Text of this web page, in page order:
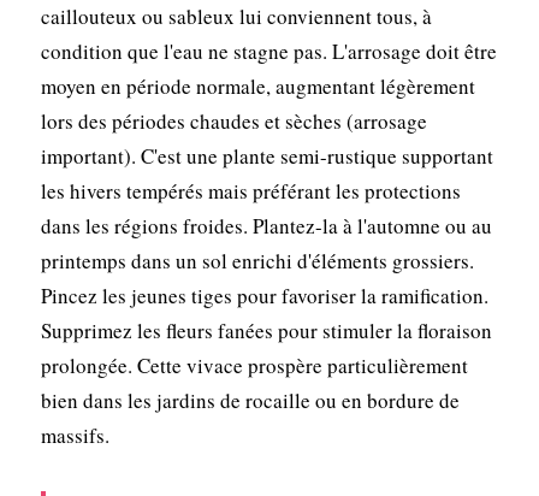
caillouteux ou sableux lui conviennent tous, à
condition que l'eau ne stagne pas. L'arrosage doit être
moyen en période normale, augmentant légèrement
lors des périodes chaudes et sèches (arrosage
important). C'est une plante semi-rustique supportant
les hivers tempérés mais préférant les protections
dans les régions froides. Plantez-la à l'automne ou au
printemps dans un sol enrichi d'éléments grossiers.
Pincez les jeunes tiges pour favoriser la ramification.
Supprimez les fleurs fanées pour stimuler la floraison
prolongée. Cette vivace prospère particulièrement
bien dans les jardins de rocaille ou en bordure de
massifs.